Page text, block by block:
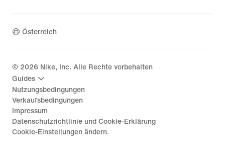
Österreich
© 2026 Nike, Inc. Alle Rechte vorbehalten
Guides
Nutzungsbedingungen
Verkaufsbedingungen
Impressum
Datenschutzrichtlinie und Cookie-Erklärung
Cookie-Einstellungen ändern.